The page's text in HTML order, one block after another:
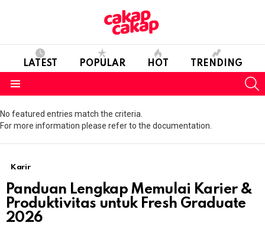
LATEST POPULAR HOT TRENDING
No featured entries match the criteria.
For more information please refer to the documentation.
Karir
Panduan Lengkap Memulai Karier &
Produktivitas untuk Fresh Graduate
2026